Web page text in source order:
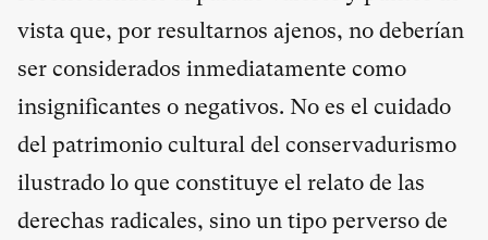
vista que, por resultarnos ajenos, no deberían
ser considerados inmediatamente como
insignificantes o negativos. No es el cuidado
del patrimonio cultural del conservadurismo
ilustrado lo que constituye el relato de las
derechas radicales, sino un tipo perverso de